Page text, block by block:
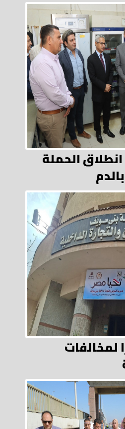
الحملة
محضرًا لمخالفات